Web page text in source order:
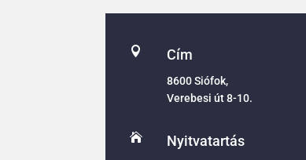
 Cím
8600 Siófok,
Verebesi út 8-10.
 Nyitvatartás